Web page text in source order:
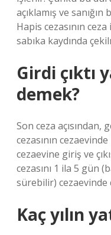
açıklamış ve
Hapis cezasının
sabıka kaydında
Girdi çıktı
demek?
Son ceza
cezasının
cezaevine giriş ve
cezasını 1 ila 5 gün
sürebilir) cezaevinde
Kaç yılın